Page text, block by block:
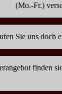
(Mo.-Fr.)
Sie uns doch
finden